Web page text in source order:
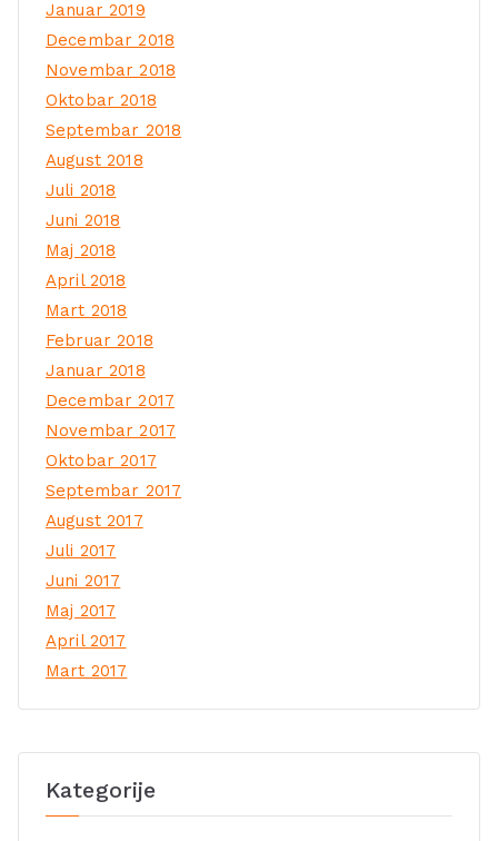
Januar 2019
Decembar 2018
Novembar 2018
Oktobar 2018
Septembar 2018
August 2018
Juli 2018
Juni 2018
Maj 2018
April 2018
Mart 2018
Februar 2018
Januar 2018
Decembar 2017
Novembar 2017
Oktobar 2017
Septembar 2017
August 2017
Juli 2017
Juni 2017
Maj 2017
April 2017
Mart 2017
Kategorije